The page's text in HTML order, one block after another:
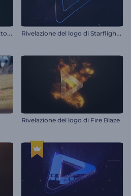
R
ivelazione del logo con effetto bagliore cinematografico R
ivelazione del logo di Starflight: una scena traballante
Rivelazione del logo di Fire Blaze